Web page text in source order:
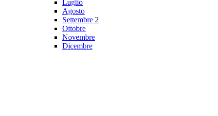
Luglio
Agosto
Settembre 2
Ottobre
Novembre
Dicembre